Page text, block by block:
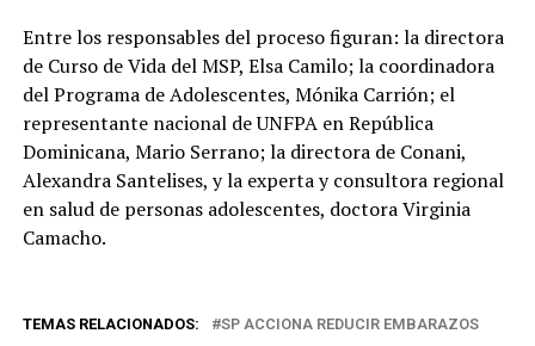
Entre los responsables del proceso figuran: la directora
de Curso de Vida del MSP, Elsa Camilo; la coordinadora
del Programa de Adolescentes, Mónika Carrión; el
representante nacional de UNFPA en República
Dominicana, Mario Serrano; la directora de Conani,
Alexandra Santelises, y la experta y consultora regional
en salud de personas adolescentes, doctora Virginia
Camacho.
TEMAS RELACIONADOS: SP ACCIONA REDUCIR EMBARAZOS